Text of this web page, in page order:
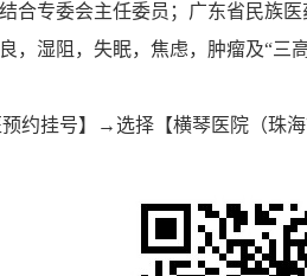
专委会主任委员；广东省民族医
湿阻，失眠，焦虑，肿瘤及“三高
挂号】→选择【横琴医院（珠海